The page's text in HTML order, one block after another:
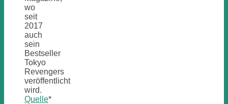
wo
seit
2017
auch
sein
Bestseller
Tokyo
Revengers
veröffentlicht
wird.
Quelle*